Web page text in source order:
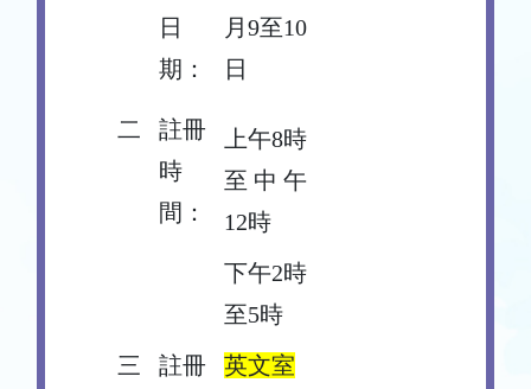
日
期：
月9至10
日
二
註冊
時
間：
上午8時
至中午
12時
下午2時
至5時
三
註冊
英文室